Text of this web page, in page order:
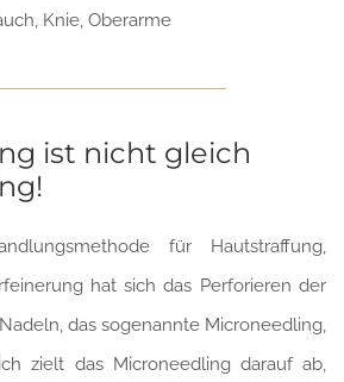
Knie, Oberarme
ist nicht gleich
für Hautstraffung,
hat sich das Perforieren der
das sogenannte Microneedling,
zielt das Microneedling darauf ab,